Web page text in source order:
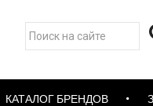
КАТАЛОГ БРЕНДОВ